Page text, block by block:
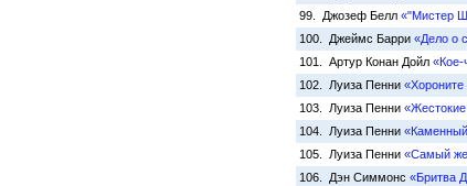
99. Джозеф Белл «"Мистер
100. Джеймс Барри «Дело о
101. Артур Конан Дойл «Кое-
102. Луиза Пенни
103. Луиза Пенни
104. Луиза Пенни
105. Луиза Пенни «Самый
106. Дэн Симмонс «Бритва